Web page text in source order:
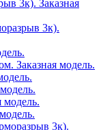
3к). Заказная
3к).
Заказная модель.
модель.
3к).